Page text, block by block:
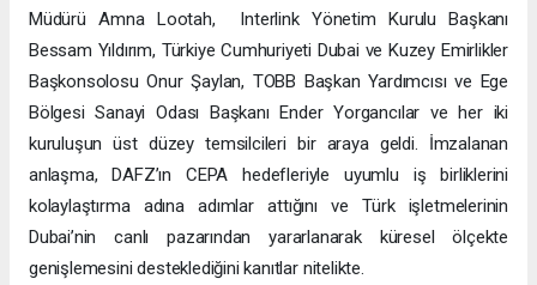
Müdürü Amna Lootah, Interlink Yönetim Kurulu Başkanı
Bessam Yıldırım, Türkiye Cumhuriyeti Dubai ve Kuzey Emirlikler
Başkonsolosu Onur Şaylan, TOBB Başkan Yardımcısı ve Ege
Bölgesi Sanayi Odası Başkanı Ender Yorgancılar ve her iki
kuruluşun üst düzey temsilcileri bir araya geldi. İmzalanan
anlaşma, DAFZ’ın CEPA hedefleriyle uyumlu iş birliklerini
kolaylaştırma adına adımlar attığını ve Türk işletmelerinin
Dubai’nin canlı pazarından yararlanarak küresel ölçekte
genişlemesini desteklediğini kanıtlar nitelikte.